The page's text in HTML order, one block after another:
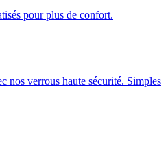
pour plus de confort.
nos verrous haute sécurité. Simples